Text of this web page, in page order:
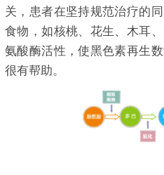
关，患者在坚持规范治疗的
食物，如核桃、花生、木耳
氨酸酶活性，使黑色素再生
很有帮助。